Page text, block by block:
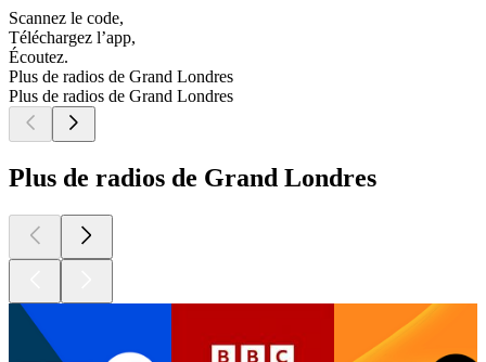
Scannez le code,
Téléchargez l’app,
Écoutez.
Plus de radios de Grand Londres
Plus de radios de Grand Londres
Plus de radios de Grand Londres